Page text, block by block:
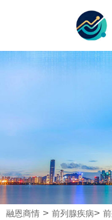
融恩商情 > 前列腺疾病>